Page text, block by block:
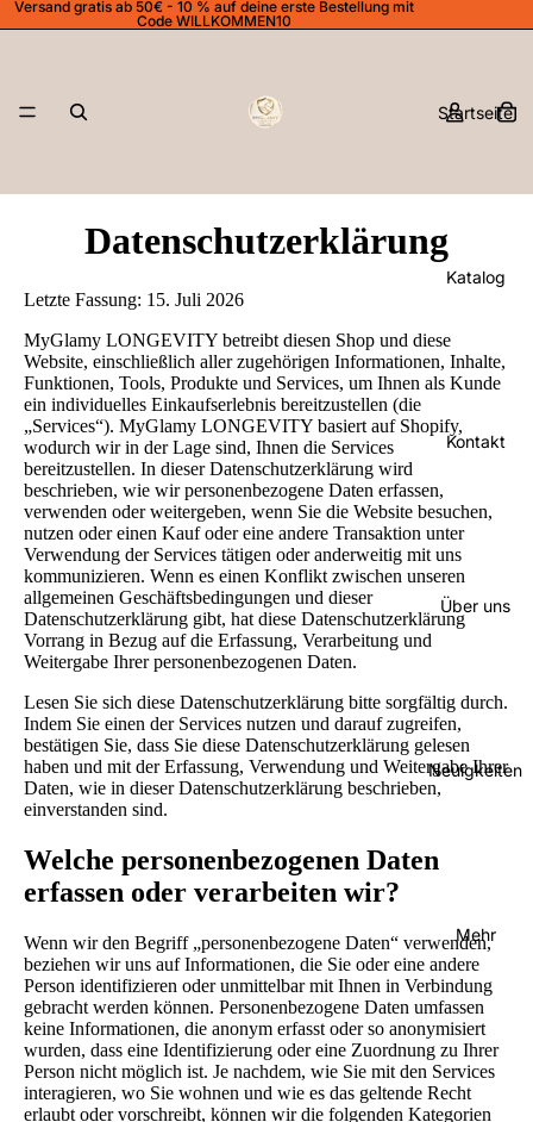
Versand gratis ab 50€ - 10 % auf deine erste Bestellung mit
Code WILLKOMMEN10
Startseite
Katalog
Kontakt
Über uns
Neuigkeiten
Mehr
Datenschutzerklärung
Letzte Fassung: 15. Juli 2026
MyGlamy LONGEVITY betreibt diesen Shop und diese
Website, einschließlich aller zugehörigen Informationen, Inhalte,
Funktionen, Tools, Produkte und Services, um Ihnen als Kunde
ein individuelles Einkaufserlebnis bereitzustellen (die
„Services“). MyGlamy LONGEVITY basiert auf Shopify,
wodurch wir in der Lage sind, Ihnen die Services
bereitzustellen. In dieser Datenschutzerklärung wird
beschrieben, wie wir personenbezogene Daten erfassen,
verwenden oder weitergeben, wenn Sie die Website besuchen,
nutzen oder einen Kauf oder eine andere Transaktion unter
Verwendung der Services tätigen oder anderweitig mit uns
kommunizieren. Wenn es einen Konflikt zwischen unseren
allgemeinen Geschäftsbedingungen und dieser
Datenschutzerklärung gibt, hat diese Datenschutzerklärung
Vorrang in Bezug auf die Erfassung, Verarbeitung und
Weitergabe Ihrer personenbezogenen Daten.
Lesen Sie sich diese Datenschutzerklärung bitte sorgfältig durch.
Indem Sie einen der Services nutzen und darauf zugreifen,
bestätigen Sie, dass Sie diese Datenschutzerklärung gelesen
haben und mit der Erfassung, Verwendung und Weitergabe Ihrer
Daten, wie in dieser Datenschutzerklärung beschrieben,
einverstanden sind.
Welche personenbezogenen Daten
erfassen oder verarbeiten wir?
Wenn wir den Begriff „personenbezogene Daten“ verwenden,
beziehen wir uns auf Informationen, die Sie oder eine andere
Person identifizieren oder unmittelbar mit Ihnen in Verbindung
gebracht werden können. Personenbezogene Daten umfassen
keine Informationen, die anonym erfasst oder so anonymisiert
wurden, dass eine Identifizierung oder eine Zuordnung zu Ihrer
Person nicht möglich ist. Je nachdem, wie Sie mit den Services
interagieren, wo Sie wohnen und wie es das geltende Recht
erlaubt oder vorschreibt, können wir die folgenden Kategorien